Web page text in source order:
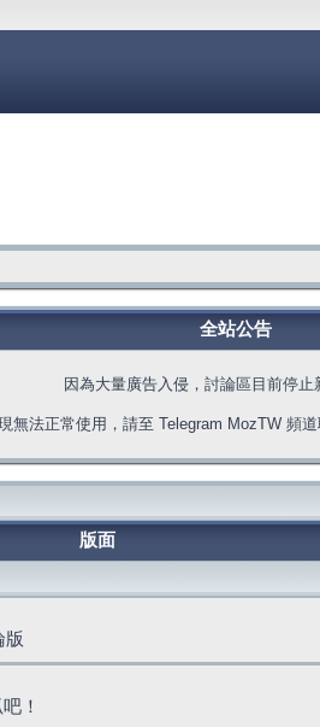
全站公告
因為大量廣告入侵，討論區目前停止
無法正常使用，請至 Telegram MozTW 頻
版面
版
！